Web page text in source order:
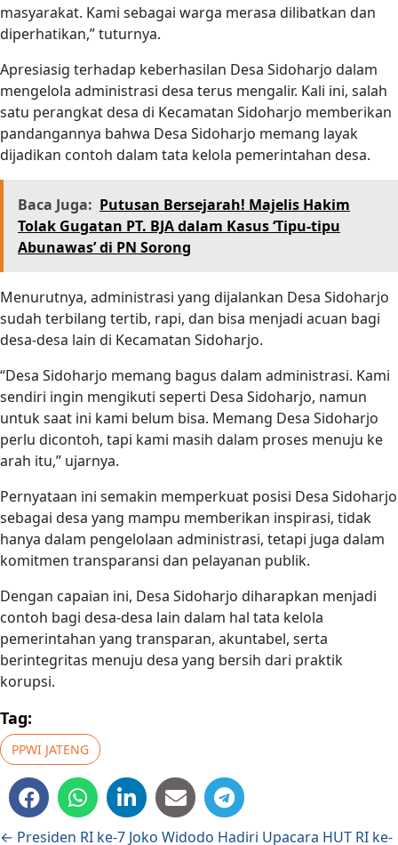
masyarakat. Kami sebagai warga merasa dilibatkan dan
diperhatikan,” tuturnya.
Apresiasig terhadap keberhasilan Desa Sidoharjo dalam
mengelola administrasi desa terus mengalir. Kali ini, salah
satu perangkat desa di Kecamatan Sidoharjo memberikan
pandangannya bahwa Desa Sidoharjo memang layak
dijadikan contoh dalam tata kelola pemerintahan desa.
Baca Juga: Putusan Bersejarah! Majelis Hakim
Tolak Gugatan PT. BJA dalam Kasus ‘Tipu-tipu
Abunawas’ di PN Sorong
Menurutnya, administrasi yang dijalankan Desa Sidoharjo
sudah terbilang tertib, rapi, dan bisa menjadi acuan bagi
desa-desa lain di Kecamatan Sidoharjo.
“Desa Sidoharjo memang bagus dalam administrasi. Kami
sendiri ingin mengikuti seperti Desa Sidoharjo, namun
untuk saat ini kami belum bisa. Memang Desa Sidoharjo
perlu dicontoh, tapi kami masih dalam proses menuju ke
arah itu,” ujarnya.
Pernyataan ini semakin memperkuat posisi Desa Sidoharjo
sebagai desa yang mampu memberikan inspirasi, tidak
hanya dalam pengelolaan administrasi, tetapi juga dalam
komitmen transparansi dan pelayanan publik.
Dengan capaian ini, Desa Sidoharjo diharapkan menjadi
contoh bagi desa-desa lain dalam hal tata kelola
pemerintahan yang transparan, akuntabel, serta
berintegritas menuju desa yang bersih dari praktik
korupsi.
Tag:
PPWI JATENG
Posts navigation
← Presiden RI ke-7 Joko Widodo Hadiri Upacara HUT RI ke-